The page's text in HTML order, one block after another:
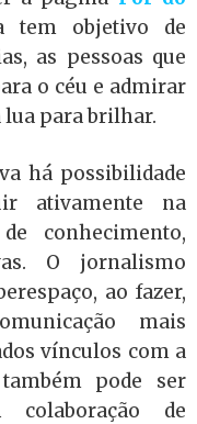
tem objetivo de
as pessoas que
o céu e admirar
lua para brilhar.
há possibilidade
ativamente na
conhecimento,
O jornalismo
ao fazer,
mais
vínculos com a
pode ser
de